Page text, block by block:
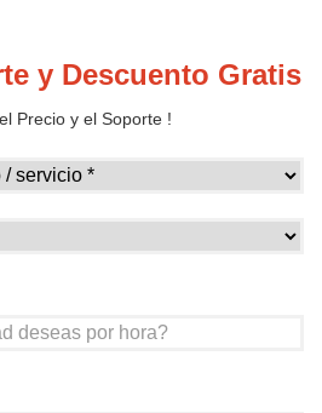
y Descuento Gratis
Precio y el Soporte !